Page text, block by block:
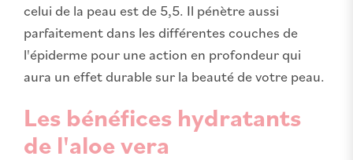
celui de la peau est de 5,5. Il pénètre aussi
parfaitement dans les différentes couches de
l'épiderme pour une action en profondeur qui
aura un effet durable sur la beauté de votre peau.
Les bénéfices hydratants
de l'aloe vera